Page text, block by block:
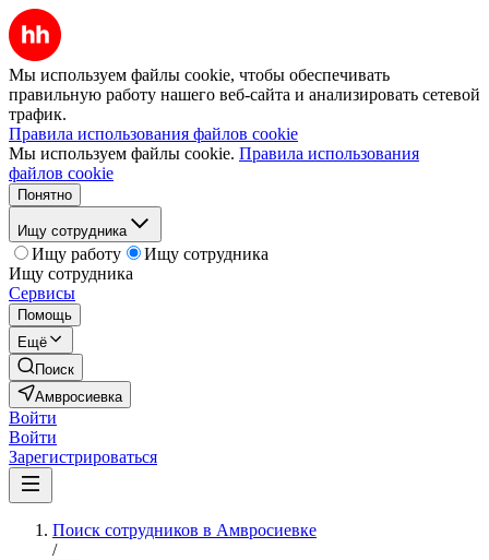
Мы используем файлы cookie, чтобы обеспечивать
правильную работу нашего веб-сайта и анализировать сетевой
трафик.
Правила использования файлов cookie
Мы используем файлы cookie. Правила использования
файлов cookie
Понятно
Ищу сотрудника
Ищу работу
Ищу сотрудника
Ищу сотрудника
Сервисы
Помощь
Ещё
Поиск
Амвросиевка
Войти
Войти
Зарегистрироваться
Поиск сотрудников в Амвросиевке
/